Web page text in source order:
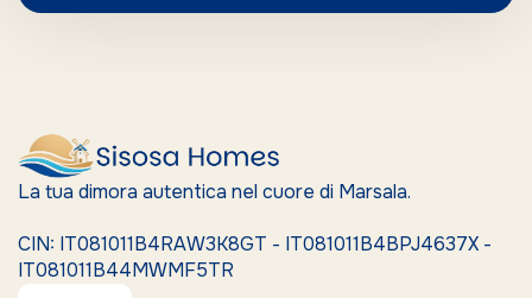
La tua dimora autentica nel cuore di Marsala.
CIN: IT081011B4RAW3K8GT - IT081011B4BPJ4637X -
IT081011B44MWMF5TR